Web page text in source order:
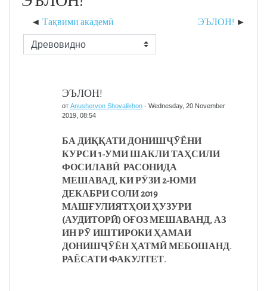
Тақвими академӣ ЭЪЛОН!
Режим отображения
ЭЪЛОН!
от Anushervon Shovalikhon - Wednesday, 20 November
2019, 08:54
БА ДИҚҚАТИДОНИШҶӮЁНИ
КУРСИ1-УМИ ШАКЛИ ТАҲСИЛИ
ФОСИЛАВӢ РАСОНИДА
МЕШАВАД, КИ РӮЗИ2-ЮМИ
ДЕКАБРИСОЛИ2019
МАШҒУЛИЯТҲОИҲУЗУРИ
(АУДИТОРӢ) ОҒОЗМЕШАВАНД,АЗ
ИНРӮИШТИРОКИҲАМАИ
ДОНИШҶӮЁНҲАТМӢМЕБОШАНД.
РАЁСАТИ ФАКУЛТЕТ.